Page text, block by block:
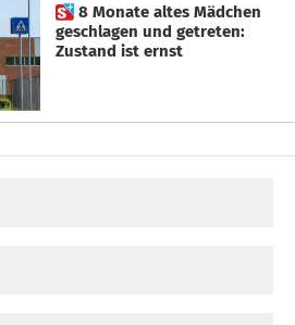
 8 Monate altes Mädchen
geschlagen und getreten:
Zustand ist ernst